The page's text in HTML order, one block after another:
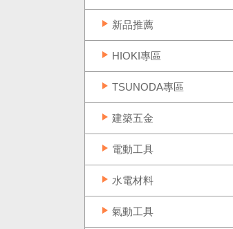
新品推薦
HIOKI專區
TSUNODA專區
建築五金
電動工具
水電材料
氣動工具